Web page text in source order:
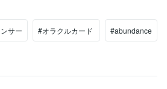
サー #オラクルカード #abundance